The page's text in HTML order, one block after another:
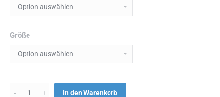
Größe
Menge In den Warenkorb